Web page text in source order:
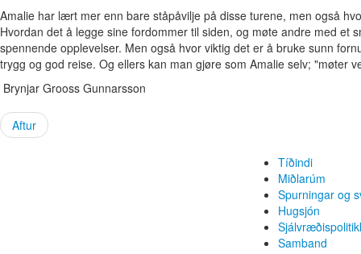
Amalie har lært mer enn bare ståpåvilje på disse turene, men også
Hvordan det å legge sine fordommer til siden, og møte andre med et
spennende opplevelser. Men også hvor viktig det er å bruke sunn
trygg og god reise. Og ellers kan man gjøre som Amalie selv; "møter
Brynjar Grooss Gunnarsson
Aftur
Tíðindi
Miðlarúm
Spurningar og
Hugsjón
Samband